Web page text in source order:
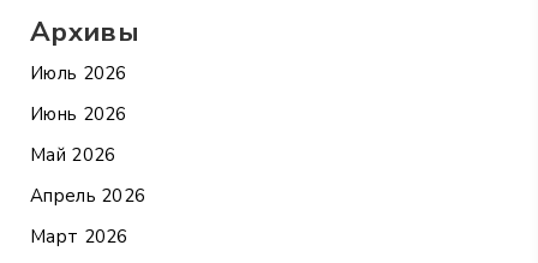
Архивы
Июль 2026
Июнь 2026
Май 2026
Апрель 2026
Март 2026